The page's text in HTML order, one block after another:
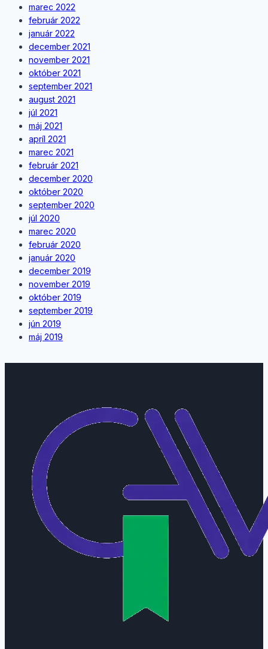
marec 2022
február 2022
január 2022
december 2021
november 2021
október 2021
september 2021
august 2021
júl 2021
máj 2021
apríl 2021
marec 2021
február 2021
december 2020
október 2020
september 2020
júl 2020
marec 2020
február 2020
január 2020
december 2019
november 2019
október 2019
september 2019
jún 2019
máj 2019